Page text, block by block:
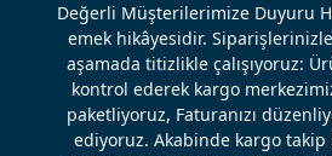
Değerli Müşterilerimize Duyuru
emek hikâyesidir.
aşamada titizlikle çalışıyoruz:
kontrol ederek kargo
paketliyoruz, Faturanızı
ediyoruz. Akabinde kargo